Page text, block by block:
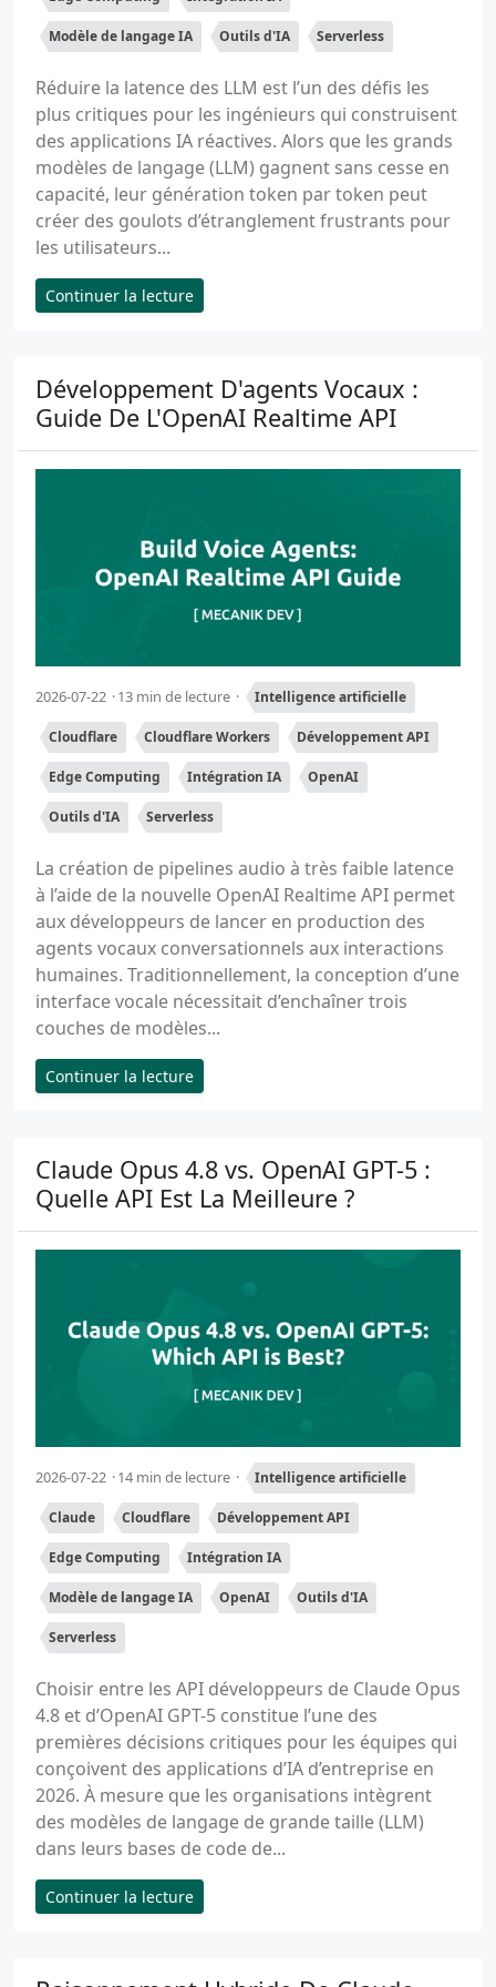
Modèle de langage IA Outils d'IA Serverless
Réduire la latence des LLM est l’un des défis les
plus critiques pour les ingénieurs qui construisent
des applications IA réactives. Alors que les grands
modèles de langage (LLM) gagnent sans cesse en
capacité, leur génération token par token peut
créer des goulots d’étranglement frustrants pour
les utilisateurs...
Continuer la lecture
Développement D'agents Vocaux :
Guide De L'OpenAI Realtime API
2026-07-22 13 min de lecture Intelligence artificielle
Cloudflare Cloudflare Workers Développement API
Edge Computing Intégration IA OpenAI
Outils d'IA Serverless
La création de pipelines audio à très faible latence
à l’aide de la nouvelle OpenAI Realtime API permet
aux développeurs de lancer en production des
agents vocaux conversationnels aux interactions
humaines. Traditionnellement, la conception d’une
interface vocale nécessitait d’enchaîner trois
couches de modèles...
Continuer la lecture
Claude Opus 4.8 vs. OpenAI GPT-5 :
Quelle API Est La Meilleure ?
2026-07-22 14 min de lecture Intelligence artificielle
Claude Cloudflare Développement API
Edge Computing Intégration IA
Modèle de langage IA OpenAI Outils d'IA
Serverless
Choisir entre les API développeurs de Claude Opus
4.8 et d’OpenAI GPT-5 constitue l’une des
premières décisions critiques pour les équipes qui
conçoivent des applications d’IA d’entreprise en
2026. À mesure que les organisations intègrent
des modèles de langage de grande taille (LLM)
dans leurs bases de code de...
Continuer la lecture